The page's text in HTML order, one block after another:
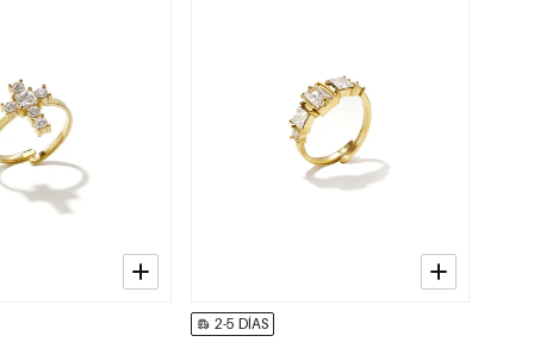
2-5 DÍAS